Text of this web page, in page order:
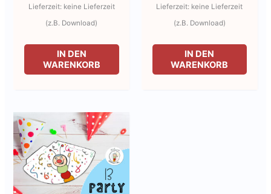
Lieferzeit: keine Lieferzeit
(z.B. Download)
IN DEN
WARENKORB
Lieferzeit: keine Lieferzeit
(z.B. Download)
IN DEN
WARENKORB